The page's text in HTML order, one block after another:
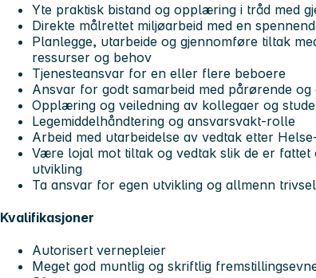
Yte praktisk bistand og opplæring i tråd med
Direkte målrettet miljøarbeid med en
Planlegge, utarbeide og gjennomføre tiltak
ressurser og behov
Tjenesteansvar for en eller flere beboere
Ansvar for godt samarbeid med pårørende og
Opplæring og veiledning av kollegaer og
Legemiddelhåndtering og ansvarsvakt-rolle
Arbeid med utarbeidelse av vedtak etter
Være lojal mot tiltak og vedtak slik de er fattet
utvikling
Ta ansvar for egen utvikling og allmenn
Kvalifikasjoner
Autorisert vernepleier
Meget god muntlig og skriftlig